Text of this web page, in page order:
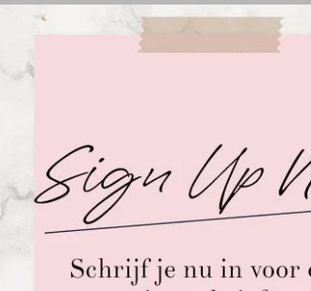
0 Producten